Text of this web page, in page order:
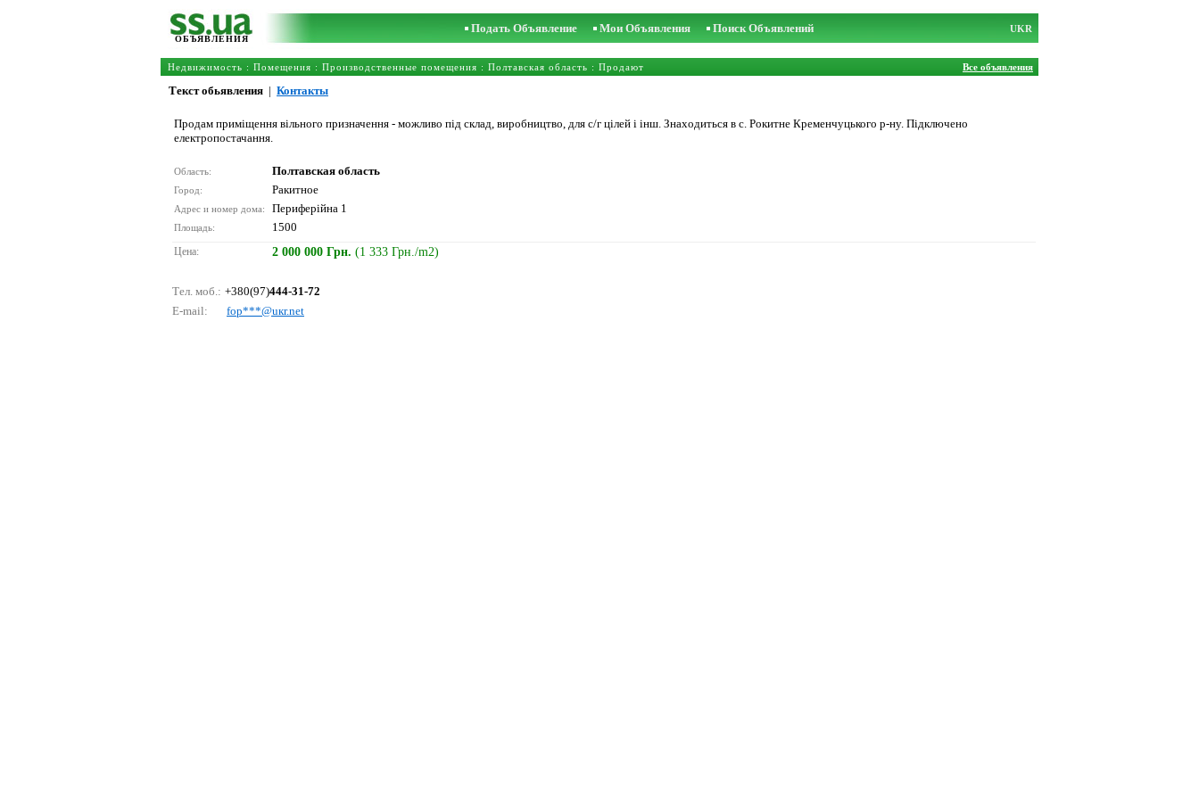
ОБЪЯВЛЕНИЯ
Подать Объявление Мои Объявления Поиск Объявлений UKR
Недвижимость : Помещения : Производственные помещения : Полтавская область : Продают Все объявления
Текст обьявления | Контакты
Продам приміщення вільного призначення - можливо під склад, виробництво, для с/г цілей і інш. Знаходиться в с. Рокитне Кременчуцького р-ну. Підключено
електропостачання.
Область: Полтавская область
Город: Ракитное
Адрес и номер дома: Периферійна 1
Площадь: 1500
Цена: 2 000 000 Грн. (1 333 Грн./m2)
Тел. моб.: +380(97)444-31-72
E-mail:
fор***@uкr.nеt